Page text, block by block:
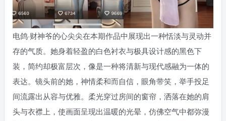
电鸽·财神爷的心尖尖在本期作品中展现出一种恬淡与灵动并
存的气质。她身着轻盈的白色衬衣与极具设计感的黑色下
装，简约却极富层次，像是一种将清新与现代感融为一体的
表达。镜头前的她，神情柔和而自信，眼角带笑，举手投足
间流露出从容与优雅。柔光穿过房间的窗帘，洒落在她的肩
头与衣襟上，使画面呈现出温暖的光晕，仿佛空气中都弥漫